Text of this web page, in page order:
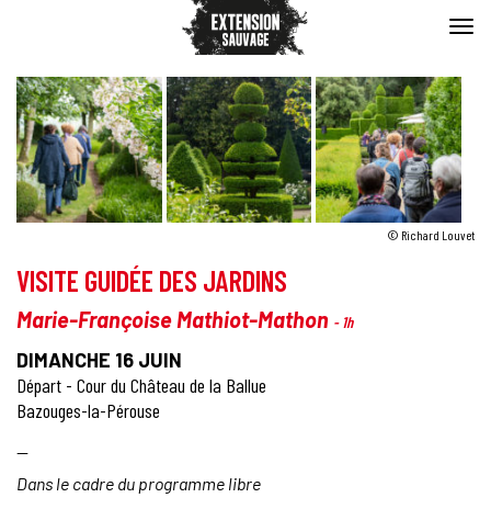
© Richard Louvet
VISITE GUIDÉE DES JARDINS
Marie-Françoise Mathiot-Mathon - 1h
DIMANCHE 16 JUIN
Départ - Cour du Château de la Ballue
Bazouges-la-Pérouse
—
Dans le cadre du programme libre